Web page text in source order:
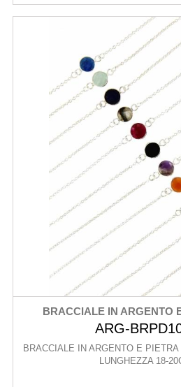
BRACCIALE IN ARGENTO
ARG-
BRACCIALE IN ARGENTO E PIETRA
LUNGHEZZA 18-